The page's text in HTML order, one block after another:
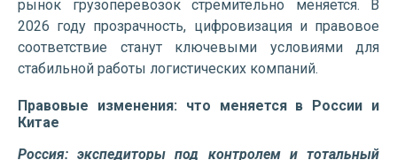
рынок грузоперевозок стремительно меняется. В
2026 году прозрачность, цифровизация и правовое
соответствие станут ключевыми условиями для
стабильной работы логистических компаний.
Правовые изменения: что меняется в России и
Китае
Россия: экспедиторы под контролем и тотальный